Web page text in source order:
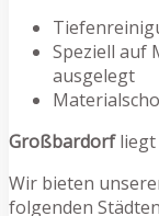
Speziell auf
ausgelegt
Großbardorfliegt
Wir bieten
folgenden